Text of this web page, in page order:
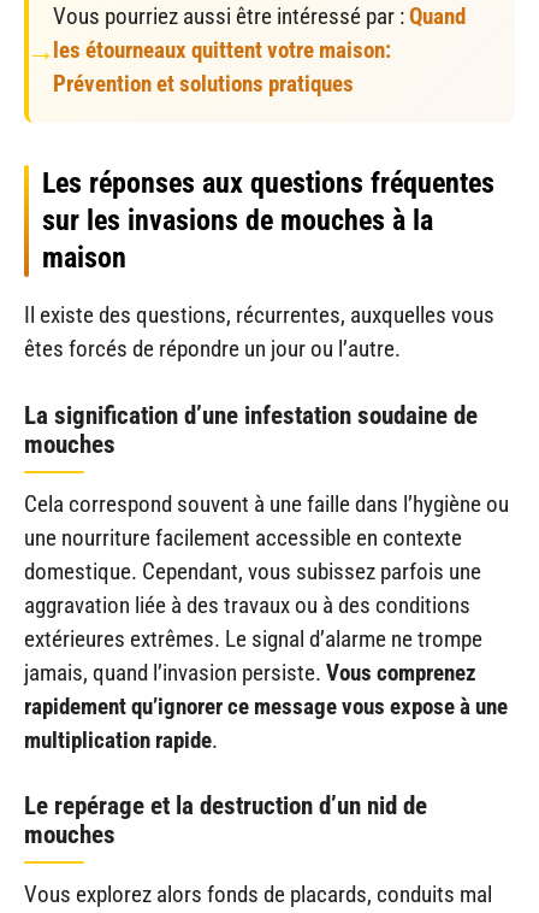
Vous pourriez aussi être intéressé par :Quand
les étourneaux quittent votre maison:
Prévention et solutions pratiques
Les réponses aux questions fréquentes
sur les invasions de mouches à la
maison
Il existe des questions, récurrentes, auxquelles vous
êtes forcés de répondre un jour ou l’autre.
La signification d’une infestation soudaine de
mouches
Cela correspond souvent à une faille dans l’hygiène ou
une nourriture facilement accessible en contexte
domestique. Cependant, vous subissez parfois une
aggravation liée à des travaux ou à des conditions
extérieures extrêmes. Le signal d’alarme ne trompe
jamais, quand l’invasion persiste. Vous comprenez
rapidement qu’ignorer ce message vous expose à une
multiplication rapide.
Le repérage et la destruction d’un nid de
mouches
Vous explorez alors fonds de placards, conduits mal